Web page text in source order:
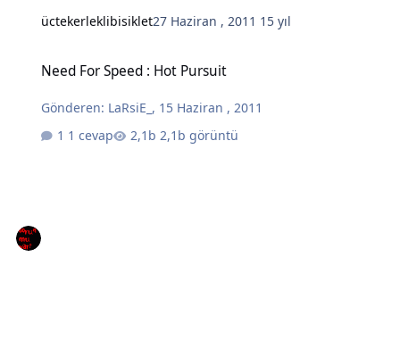
üctekerleklibisiklet27 Haziran , 2011 15 yıl
Need For Speed : Hot Pursuit
Gönderen: LaRsiE_ , 15 Haziran , 2011
1 cevap
2,1b görüntü